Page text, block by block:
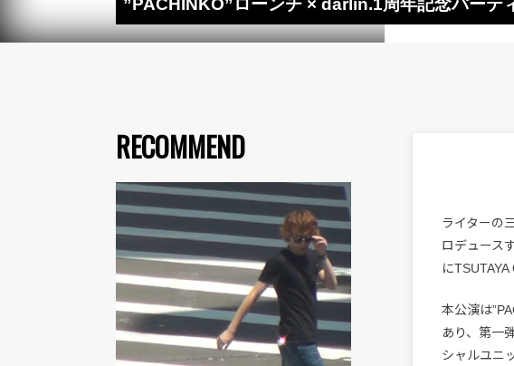
”PACHINKO”ローンチ × darlin.1周年記念パー
RECOMMEND
ライターの
ロデュース
に
本公演は
あり、第一
シャルユニ